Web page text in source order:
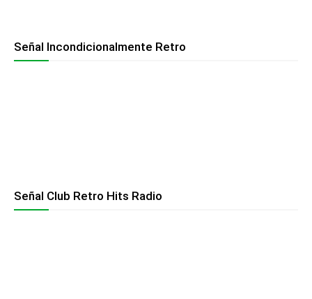
Señal Incondicionalmente Retro
Señal Club Retro Hits Radio